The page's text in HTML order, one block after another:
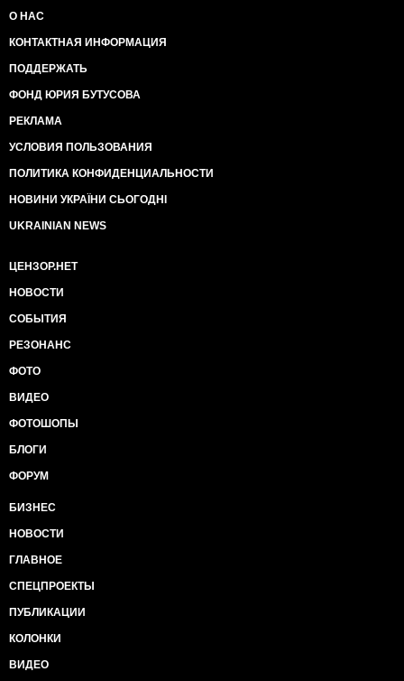
О НАС
КОНТАКТНАЯ ИНФОРМАЦИЯ
ПОДДЕРЖАТЬ
ФОНД ЮРИЯ БУТУСОВА
РЕКЛАМА
УСЛОВИЯ ПОЛЬЗОВАНИЯ
ПОЛИТИКА КОНФИДЕНЦИАЛЬНОСТИ
НОВИНИ УКРАЇНИ СЬОГОДНІ
UKRAINIAN NEWS
ЦЕНЗОР.НЕТ
НОВОСТИ
СОБЫТИЯ
РЕЗОНАНС
ФОТО
ВИДЕО
ФОТОШОПЫ
БЛОГИ
ФОРУМ
БИЗНЕС
НОВОСТИ
ГЛАВНОЕ
СПЕЦПРОЕКТЫ
ПУБЛИКАЦИИ
КОЛОНКИ
ВИДЕО